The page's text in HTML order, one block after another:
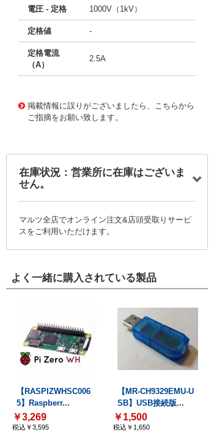
電圧 - 定格 1000V（1kV）
定格値 -
定格電流
（A）
2.5A
掲載情報に誤りがございましたら、こちらから
ご指摘をお願い致します。
在庫状況：営業所に在庫はございま
せん。
マルツ全店でオンライン注文&店頭受取りサービ
スをご利用いただけます。
よく一緒に購入されている製品
【RASPIZWHSC006
5】Raspberr...
￥3,269
税込￥3,595
【MR-CH9329EMU-U
SB】USB接続版...
￥1,500
税込￥1,650